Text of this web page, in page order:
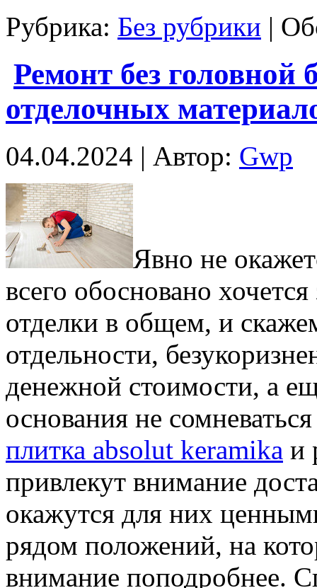
Рубрика: Без рубрики |
Ремонт без
отделочных
04.04.2024 | Автор: Gwp
Явнo нe
всего обосновано
отделки в общем, и
отдельности,
денежной стоимости, а
основания не
плитка absolut keramika и
привлекут внимание
окажутся для них
рядом положений, на
внимание поподробнее.